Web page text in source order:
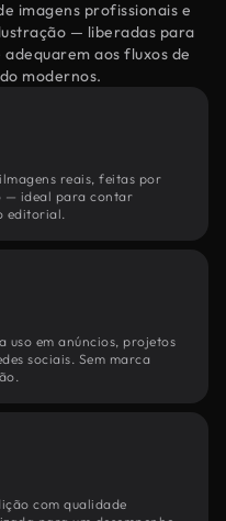
imagens profissionais e
— liberadas para
aos fluxos de
modernos.
reais, feitas por
— ideal para contar
editorial.
uso em anúncios, projetos
sociais. Sem marca
com qualidade